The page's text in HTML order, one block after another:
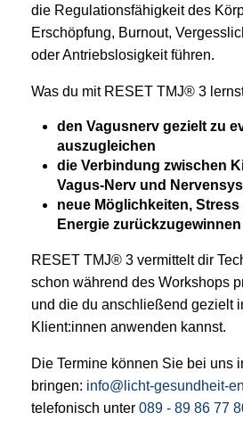
die Regulationsfähigkeit des
Erschöpfung, Burnout,
oder Antriebslosigkeit führen.
Was du mit RESET TMJ® 3
den Vagusnerv gezielt zu
auszugleichen
die Verbindung zwischen
Vagus-Nerv und
neue Möglichkeiten,
Energie zurückzugewinnen
RESET TMJ® 3 vermittelt dir
schon während des Workshops
und die du anschließend gezielt
Klient:innen anwenden kannst.
Die Termine können Sie bei uns
bringen: info@licht-gesundheit-
telefonisch unter 089 - 89 86 77